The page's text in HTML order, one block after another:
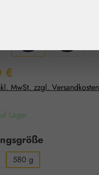
Preis:
€
MwSt. zzgl. Versandkosten
Lager.
auswählen
580 g